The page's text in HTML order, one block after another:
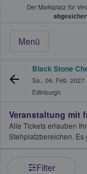
Der Marktplatz für
Menü
Tickets
Black Stone
Sa., 06. Feb. 2027
Edinburgh
Veranstaltung mit
Alle Tickets erlauben
Stehplatzbereichen. Es
Filter